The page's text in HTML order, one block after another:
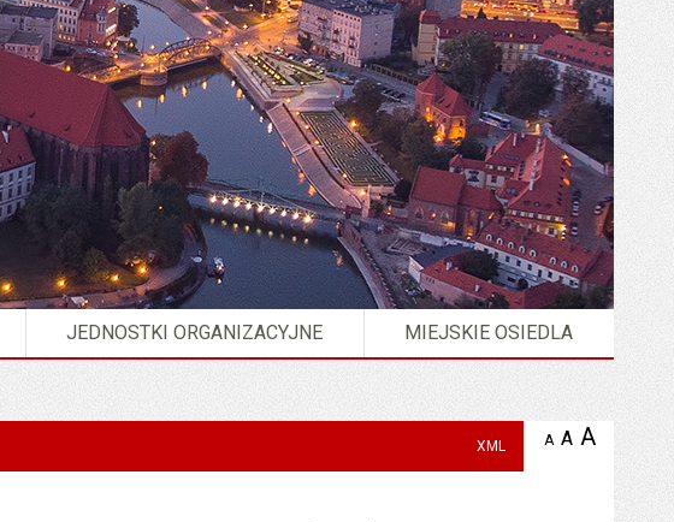
JEDNOSTKI ORGANIZACYJNE MIEJSKIE OSIEDLA
XML A zmniejsz
A domyślna
A